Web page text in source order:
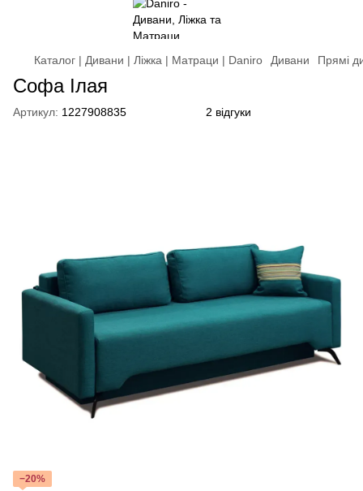
Каталог | Дивани | Ліжка | Матраци | Daniro Дивани Прямі
Софа Ілая
Артикул: 1227908835 2 відгуки
−20%